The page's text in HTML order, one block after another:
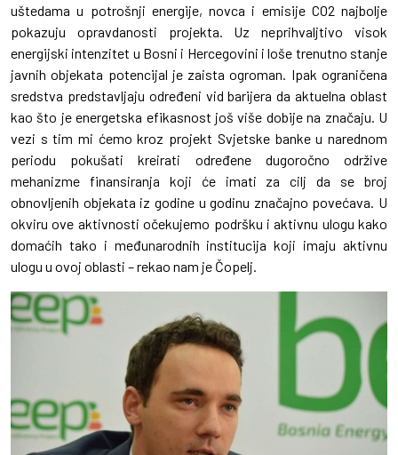
uštedama u potrošnji energije, novca i emisije CO2 najbolje
pokazuju opravdanosti projekta. Uz neprihvaljtivo visok
energijski intenzitet u Bosni i Hercegovini i loše trenutno stanje
javnih objekata potencijal je zaista ogroman. Ipak ograničena
sredstva predstavljaju određeni vid barijera da aktuelna oblast
kao što je energetska efikasnost još više dobije na značaju. U
vezi s tim mi ćemo kroz projekt Svjetske banke u narednom
periodu pokušati kreirati određene dugoročno održive
mehanizme finansiranja koji će imati za cilj da se broj
obnovljenih objekata iz godine u godinu značajno povećava. U
okviru ove aktivnosti očekujemo podršku i aktivnu ulogu kako
domaćih tako i međunarodnih institucija koji imaju aktivnu
ulogu u ovoj oblasti – rekao nam je Čopelj.